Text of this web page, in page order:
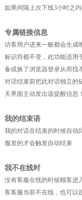
如果间隔上次下线3小时之
专属链接信息
访客用户进来一般都会生成
标识符都不变，此功能适用
备或换了浏览器登录从而找
对话结束前把此对话独立的
天界面主动发出该提醒信息！
我的结束语
我的对话在结束的时候自动
服发的才会触发自动结束
我不在线时
没有客服在线的时候顾客进
客客服当前不在线，也可以